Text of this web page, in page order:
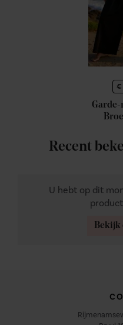
€
Garde-
Recent
U hebt op dit
Bekijk